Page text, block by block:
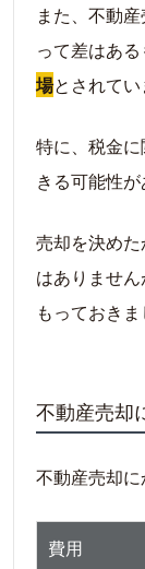
また、不動
って差はある
場とされてい
特に、税金
きる可能性が
売却を決め
はありませ
もっておきま
不動産売却
不動産売却に
費用